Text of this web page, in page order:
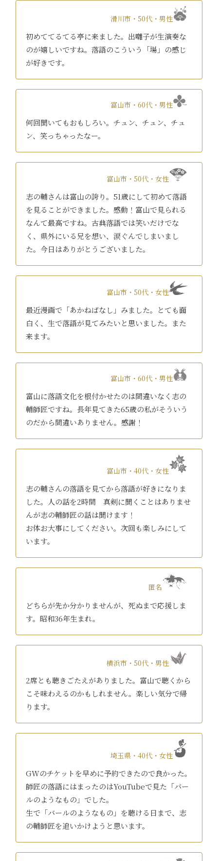
滑川市・50代・男性
初めててるてる亭に来ました。出囃子が生演奏な
のが嬉しいですね。落語のこういう「場」の感じ
が好きです。
富山市・60代・男性
何回聞いてもおもしろい。チュン、チュン、チュ
ン、笑っちゃったなー。
富山市・50代・女性
志の輔さんは富山の誇り。51歳にして初めて落語
を見ることができました。感動！富山で見られる
なんて最高ですね。古典落語では笑いだけでな
く、県外にいる兄を想い、涙ぐんでしまいまし
た。今日はありがとうございました。
富山市・50代・女性
最近漫画で「あかねばなし」みました。とても面
白く、生で落語が見てみたいと思いました。また
来ます。
富山市・60代・男性
富山に落語文化を根付かせたのは間違いなく志の
輔師匠ですね。長年見てきた65歳の私がそういう
のだから間違いありません。感謝！
富山市・40代・女性
志の輔さんの落語を見てから落語が好きになりま
した。人の話を2時間 真剣に聞くことはありませ
んが志の輔師匠の話は聞けます！
お体お大事にしてください。次回も楽しみにして
います。
匿名
どちらが先か分かりませんが、死ぬまで応援しま
す。昭和36年生まれ。
横浜市・50代・男性
2席とも聴きごたえがありました。富山で聴くから
こそ味わえるのかもしれません。楽しい気分で帰
ります。
埼玉県・40代・女性
GWのチケットを早めに予約できたので良かった。
師匠の落語にはまったのはYouTubeで見た「バー
ルのようなもの」でした。
生で「バールのようなもの」を聴ける日まで、志
の輔師匠を追いかけようと思います。